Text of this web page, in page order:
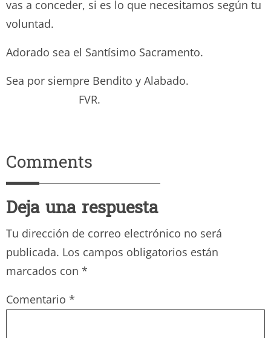
vas a conceder, si es lo que necesitamos según tu
voluntad.
Adorado sea el Santísimo Sacramento.
Sea por siempre Bendito y Alabado.
FVR.
Comments
Deja una respuesta
Tu dirección de correo electrónico no será
publicada. Los campos obligatorios están
marcados con *
Comentario *